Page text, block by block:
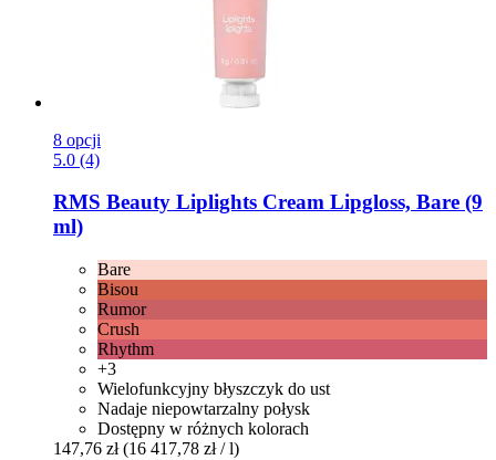
8 opcji
5.0 (4)
RMS Beauty Liplights Cream Lipgloss, Bare (9
ml)
Bare
Bisou
Rumor
Crush
Rhythm
+3
Wielofunkcyjny błyszczyk do ust
Nadaje niepowtarzalny połysk
Dostępny w różnych kolorach
147,76 zł (16 417,78 zł / l)